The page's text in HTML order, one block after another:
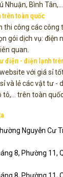
Nhuận, Bình Tân,...
toàn quốc
thi công các công
gói dịch vụ: điện
quan.
điện - điện lạnh
với giá sỉ
và lẻ các vật tư -
tô,... trên toàn
Nguyễn Cư
8, Phường 11,